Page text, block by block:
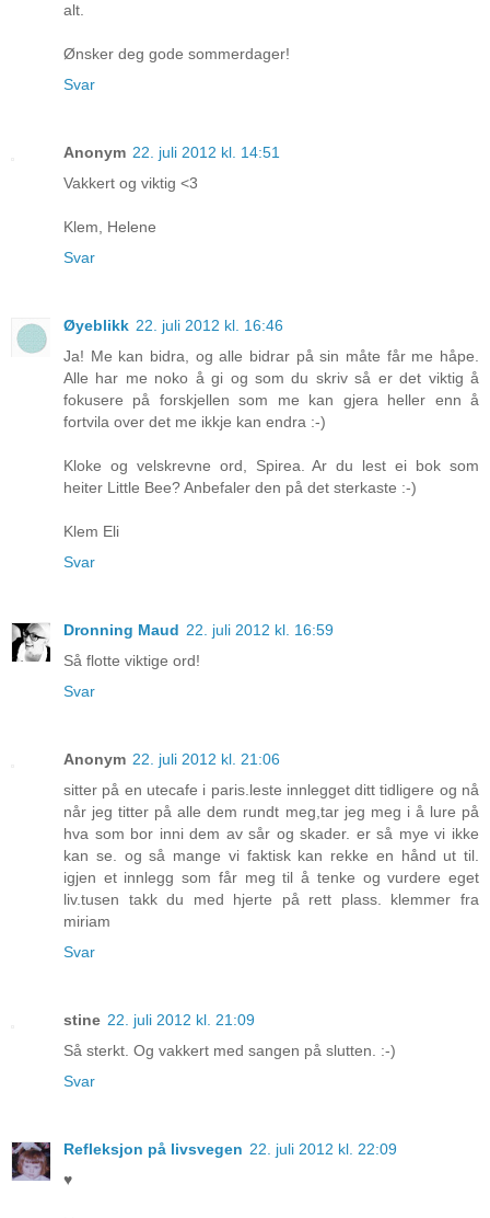
alt.
Ønsker deg gode sommerdager!
Svar
Anonym 22. juli 2012 kl. 14:51
Vakkert og viktig <3
Klem, Helene
Svar
Øyeblikk 22. juli 2012 kl. 16:46
Ja! Me kan bidra, og alle bidrar på sin måte får me håpe.
Alle har me noko å gi og som du skriv så er det viktig å
fokusere på forskjellen som me kan gjera heller enn å
fortvila over det me ikkje kan endra :-)
Kloke og velskrevne ord, Spirea. Ar du lest ei bok som
heiter Little Bee? Anbefaler den på det sterkaste :-)
Klem Eli
Svar
Dronning Maud 22. juli 2012 kl. 16:59
Så flotte viktige ord!
Svar
Anonym 22. juli 2012 kl. 21:06
sitter på en utecafe i paris.leste innlegget ditt tidligere og nå
når jeg titter på alle dem rundt meg,tar jeg meg i å lure på
hva som bor inni dem av sår og skader. er så mye vi ikke
kan se. og så mange vi faktisk kan rekke en hånd ut til.
igjen et innlegg som får meg til å tenke og vurdere eget
liv.tusen takk du med hjerte på rett plass. klemmer fra
miriam
Svar
stine 22. juli 2012 kl. 21:09
Så sterkt. Og vakkert med sangen på slutten. :-)
Svar
Refleksjon på livsvegen 22. juli 2012 kl. 22:09
♥